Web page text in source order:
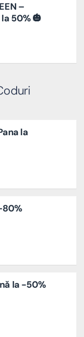
–
la 50% 🎃
la
80%
la -50%